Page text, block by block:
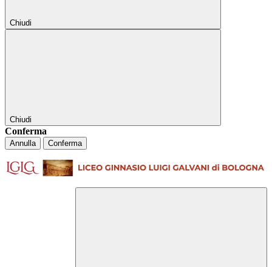
Chiudi
Chiudi
Conferma
Annulla Conferma